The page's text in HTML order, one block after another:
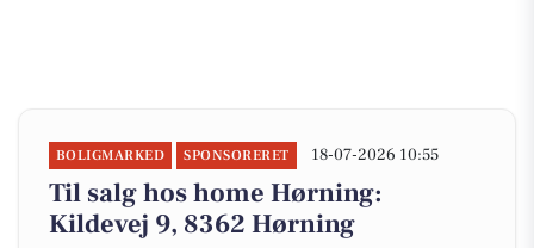
BOLIGMARKED SPONSORERET 18-07-2026 10:55
Til salg hos home Hørning:
Kildevej 9, 8362 Hørning